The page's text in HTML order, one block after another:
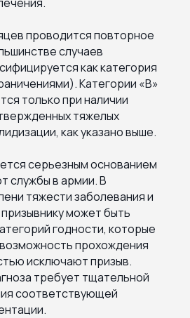
проводится повторное
случаев
как категория
Категории «В»
только при наличии
тяжелых
как указано выше.
серьезным основанием
службы в армии. В
тяжести заболевания и
может быть
годности, которые
прохождения
исключают призыв.
требует тщательной
соответствующей